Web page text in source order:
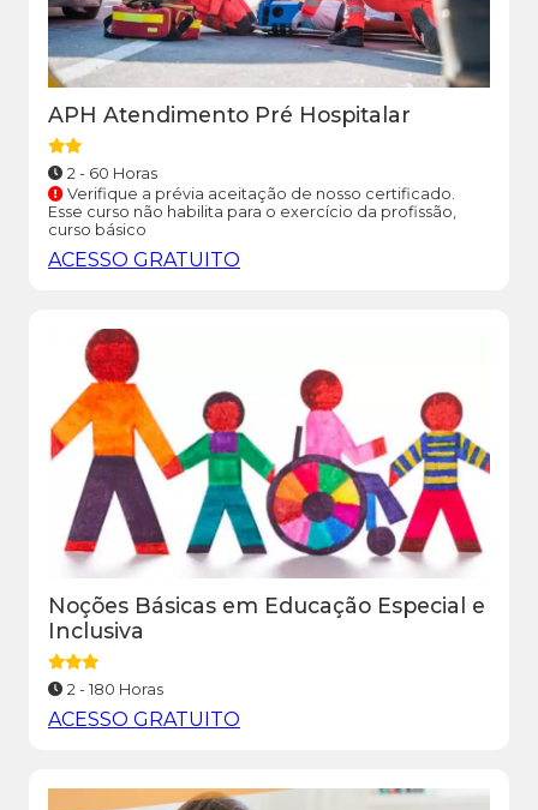
APH Atendimento Pré Hospitalar
2 - 60 Horas
Verifique a prévia aceitação de nosso certificado.
Esse curso não habilita para o exercício da profissão,
curso básico
ACESSO GRATUITO
Noções Básicas em Educação Especial e
Inclusiva
2 - 180 Horas
ACESSO GRATUITO